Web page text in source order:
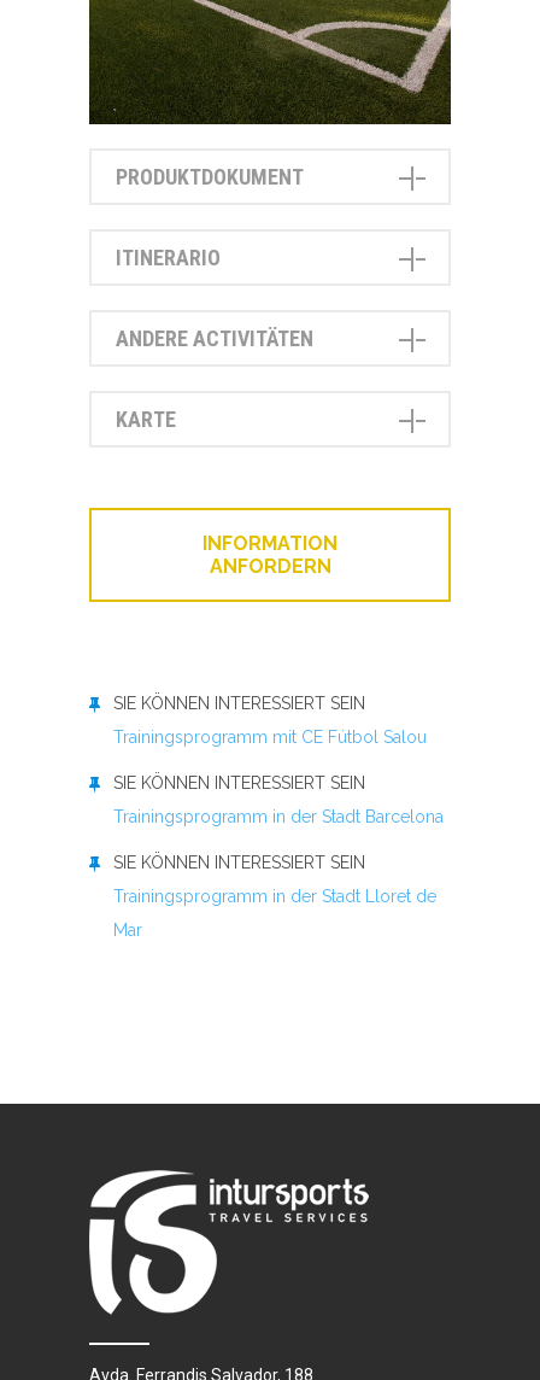
PRODUKTDOKUMENT
ITINERARIO
ANDERE ACTIVITÄTEN
KARTE
INFORMATION
ANFORDERN
SIE KÖNNEN INTERESSIERT SEIN
Trainingsprogramm mit CE Fútbol Salou
SIE KÖNNEN INTERESSIERT SEIN
Trainingsprogramm in der Stadt Barcelona
SIE KÖNNEN INTERESSIERT SEIN
Trainingsprogramm in der Stadt Lloret de
Mar
Avda. Ferrandis Salvador, 188